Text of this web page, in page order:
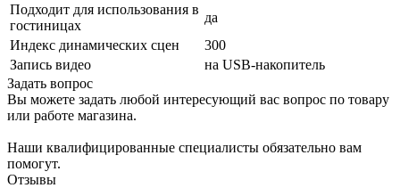
Подходит для использования в
гостиницах
да
Индекс динамических сцен
300
Запись видео
на USB-накопитель
Задать вопрос
Вы можете задать любой интересующий вас вопрос по товару
или работе магазина.
Наши квалифицированные специалисты обязательно вам
помогут.
Отзывы